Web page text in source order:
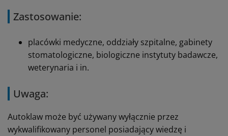
Zastosowanie:
placówki medyczne, oddziały szpitalne, gabinety
stomatologiczne, biologiczne instytuty badawcze,
weterynaria i in.
Uwaga:
Autoklaw może być używany wyłącznie przez
wykwalifikowany personel posiadający wiedzę i